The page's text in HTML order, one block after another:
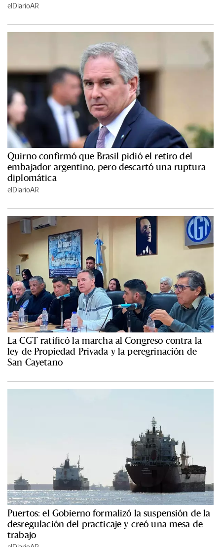
elDiarioAR
Quirno confirmó que Brasil pidió el retiro del
embajador argentino, pero descartó una ruptura
diplomática
elDiarioAR
La CGT ratificó la marcha al Congreso contra la
ley de Propiedad Privada y la peregrinación de
San Cayetano
Puertos: el Gobierno formalizó la suspensión de la
desregulación del practicaje y creó una mesa de
trabajo